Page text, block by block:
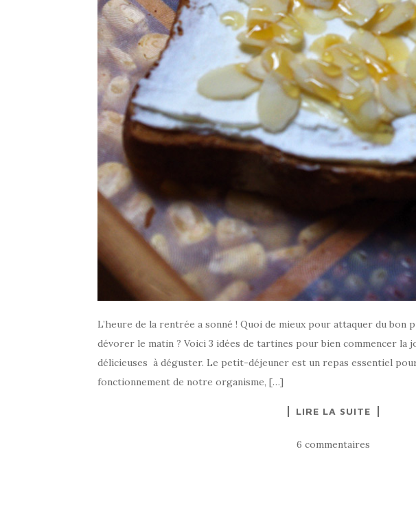
L’heure de la rentrée a sonné ! Quoi de mieux pour attaquer du bon
dévorer le matin ? Voici 3 idées de tartines pour bien commencer la
délicieuses à déguster. Le petit-déjeuner est un repas essentiel
fonctionnement de notre organisme, […]
LIRE LA SUITE
6 commentaires